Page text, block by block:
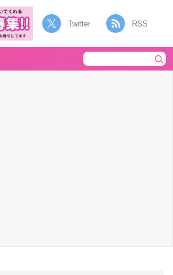
Twitter RSS